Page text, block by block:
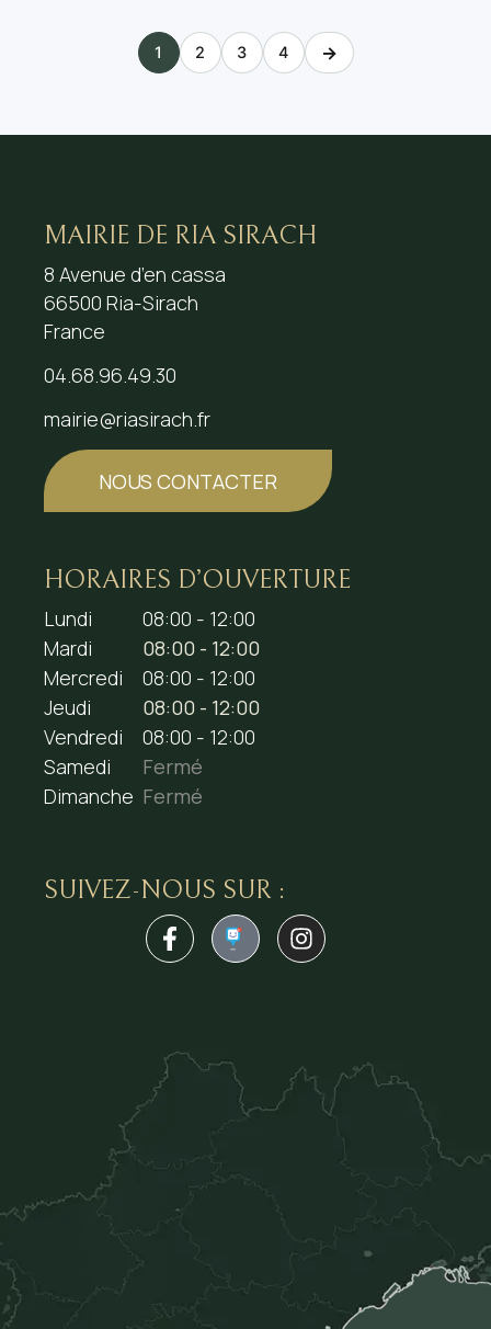
1 2 3 4 →
MAIRIE DE RIA SIRACH
8 Avenue d’en cassa
66500 Ria-Sirach
France
04.68.96.49.30
mairie@riasirach.fr
NOUS CONTACTER
HORAIRES D’OUVERTURE
Lundi
08:00 - 12:00
Mardi
08:00 - 12:00
Mercredi
08:00 - 12:00
Jeudi
08:00 - 12:00
Vendredi
08:00 - 12:00
Samedi
Fermé
Dimanche Fermé
SUIVEZ-NOUS SUR :
1